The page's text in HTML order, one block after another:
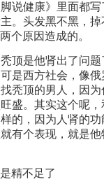
说健康》里面都
。头发黑不黑，
个原因造成的。
顶是他肾出了问
是西方社会，像
秃顶的男人，因
盛。其实这个呢
的，因为人肾的
有个表现，就是
精不足了